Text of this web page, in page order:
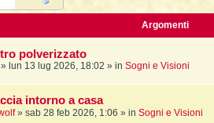
Argomenti
polverizzato
lun 13 lug 2026, 18:02 » in Sogni e Visioni
intorno a casa
» sab 28 feb 2026, 1:06 » in Sogni e Visioni